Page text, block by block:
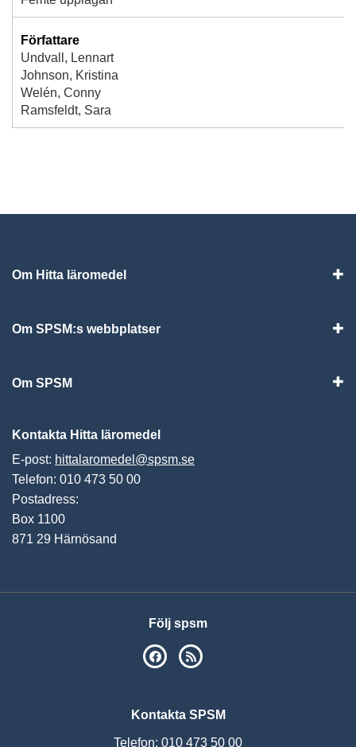
Författare
Undvall, Lennart
Johnson, Kristina
Welén, Conny
Ramsfeldt, Sara
Om Hitta läromedel
Om SPSM:s webbplatser
Om SPSM
Kontakta Hitta läromedel
E-post: hittalaromedel@spsm.se
Telefon: 010 473 50 00
Postadress:
Box 1100
871 29 Härnösand
Följ spsm
SPSM på Facebook
Kontakta SPSM
Telefon: 010 473 50 00